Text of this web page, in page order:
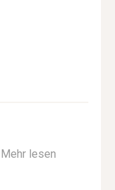
Mehr lesen